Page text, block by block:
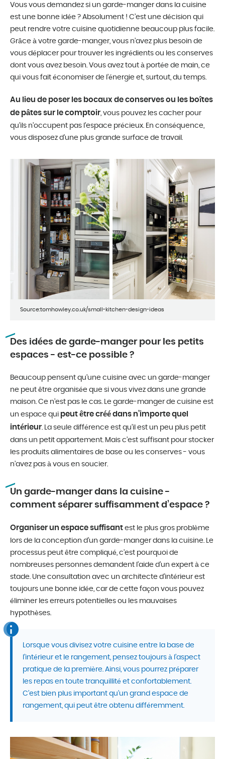
Vous vous demandez si un garde-manger dans la cuisine
est une bonne idée ? Absolument ! C’est une décision qui
peut rendre votre cuisine quotidienne beaucoup plus facile.
Grâce à votre garde-manger, vous n’avez plus besoin de
vous déplacer pour trouver les ingrédients ou les conserves
dont vous avez besoin. Vous avez tout à portée de main, ce
qui vous fait économiser de l’énergie et, surtout, du temps.
Au lieu de poser les bocaux de conserves ou les boîtes
de pâtes sur le comptoir, vous pouvez les cacher pour
qu’ils n’occupent pas l’espace précieux. En conséquence,
vous disposez d’une plus grande surface de travail.
Source:tomhowley.co.uk/small-kitchen-design-ideas
Des idées de garde-manger pour les petits
espaces - est-ce possible ?
Beaucoup pensent qu’une cuisine avec un garde-manger
ne peut être organisée que si vous vivez dans une grande
maison. Ce n’est pas le cas. Le garde-manger de cuisine est
un espace qui peut être créé dans n’importe quel
intérieur . La seule différence est qu’il est un peu plus petit
dans un petit appartement. Mais c’est suffisant pour stocker
les produits alimentaires de base ou les conserves - vous
n’avez pas à vous en soucier.
Un garde-manger dans la cuisine -
comment séparer suffisamment d’espace ?
Organiser un espace suffisant est le plus gros problème
lors de la conception d’un garde-manger dans la cuisine. Le
processus peut être compliqué, c’est pourquoi de
nombreuses personnes demandent l’aide d’un expert à ce
stade. Une consultation avec un architecte d’intérieur est
toujours une bonne idée, car de cette façon vous pouvez
éliminer les erreurs potentielles ou les mauvaises
hypothèses.
Lorsque vous divisez votre cuisine entre la base de
l’intérieur et le rangement, pensez toujours à l’aspect
pratique de la première. Ainsi, vous pourrez préparer
les repas en toute tranquillité et confortablement.
C’est bien plus important qu’un grand espace de
rangement, qui peut être obtenu différemment.